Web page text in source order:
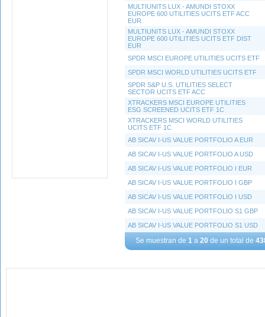
Se muestran de 1 a 20 de un total de
MULTIUNITS LUX - AMUNDI STOXX
EUROPE 600 UTILITIES UCITS ETF ACC
EUR
MULTIUNITS LUX - AMUNDI STOXX
EUROPE 600 UTILITIES UCITS ETF DIST
EUR
SPDR MSCI EUROPE UTILITIES UCITS ETF
SPDR MSCI WORLD UTILITIES UCITS ETF
SPDR S&P U.S. UTILITIES SELECT
SECTOR UCITS ETF ACC
XTRACKERS MSCI EUROPE UTILITIES
ESG SCREENED UCITS ETF 1C
XTRACKERS MSCI WORLD UTILITIES
UCITS ETF 1C
AB SICAV I-US VALUE PORTFOLIO A EUR
AB SICAV I-US VALUE PORTFOLIO A USD
AB SICAV I-US VALUE PORTFOLIO I EUR
AB SICAV I-US VALUE PORTFOLIO I GBP
AB SICAV I-US VALUE PORTFOLIO I USD
AB SICAV I-US VALUE PORTFOLIO S1 GBP
AB SICAV I-US VALUE PORTFOLIO S1 USD